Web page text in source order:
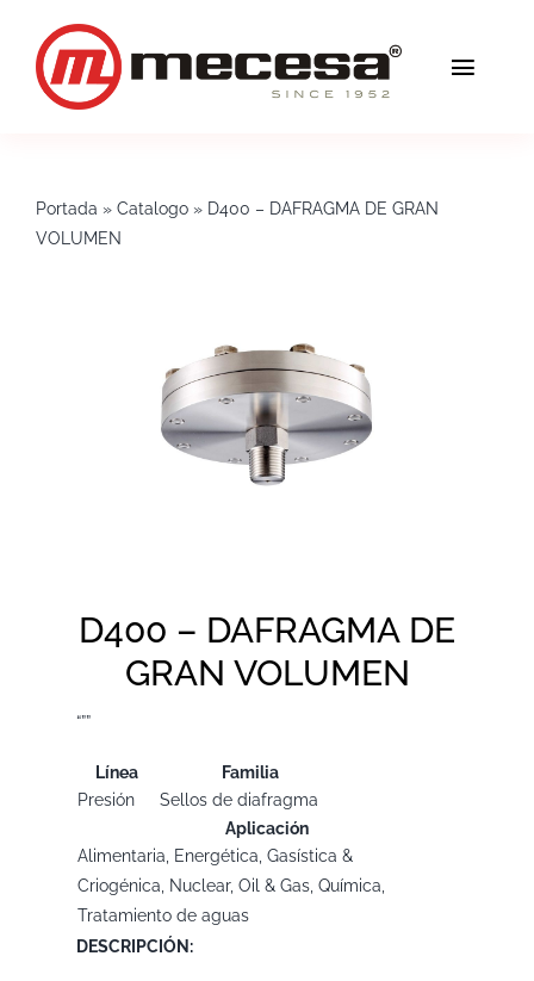
contenido
Calidad
Portada » Catalogo» D400 – DAFRAGMA DE GRAN
VOLUMEN
D400 – DAFRAGMA DE
GRAN VOLUMEN
“””
Línea
Familia
Presión
Sellos de diafragma
Aplicación
Alimentaria, Energética, Gasística &
Criogénica, Nuclear, Oil & Gas, Química,
Tratamiento de aguas
DESCRIPCIÓN: